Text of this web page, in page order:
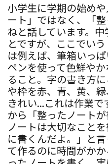
小学生に学期の始め
ート」ではなく、「
ねと話しています。
とですが、ここでい
は例えば、筆箱いっ
ペンを使って色鮮や
ること。字の書き方
や枠を赤、青、黄、
きれい...これは作業
から「整ったノートが
ノートは大切なこと
に書くんだよ。」と
て作るのに時間がか